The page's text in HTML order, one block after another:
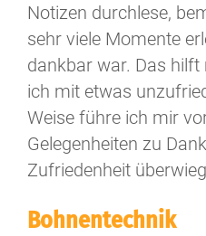
Notizen durchlese,
sehr viele Momente
dankbar war. Das
ich mit etwas
Weise führe ich mir
Gelegenheiten zu
Zufriedenheit
Bohnentechnik